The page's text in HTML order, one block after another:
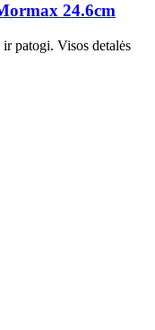
24.6cm
patogi. Visos detalės